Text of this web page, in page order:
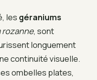
les géraniums
rozanne, sont
longuement
continuité visuelle.
ombelles plates,